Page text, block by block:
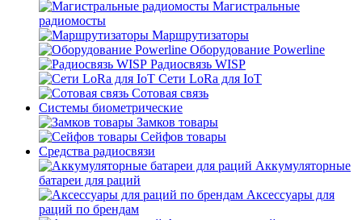
Магистральные
радиомосты
Маршрутизаторы
Оборудование Powerline
Радиосвязь WISP
Сети LoRa для IoT
Сотовая связь
Системы биометрические
Замков товары
Сейфов товары
Средства радиосвязи
Аккумуляторные
батареи для раций
Аксессуары для
раций по брендам